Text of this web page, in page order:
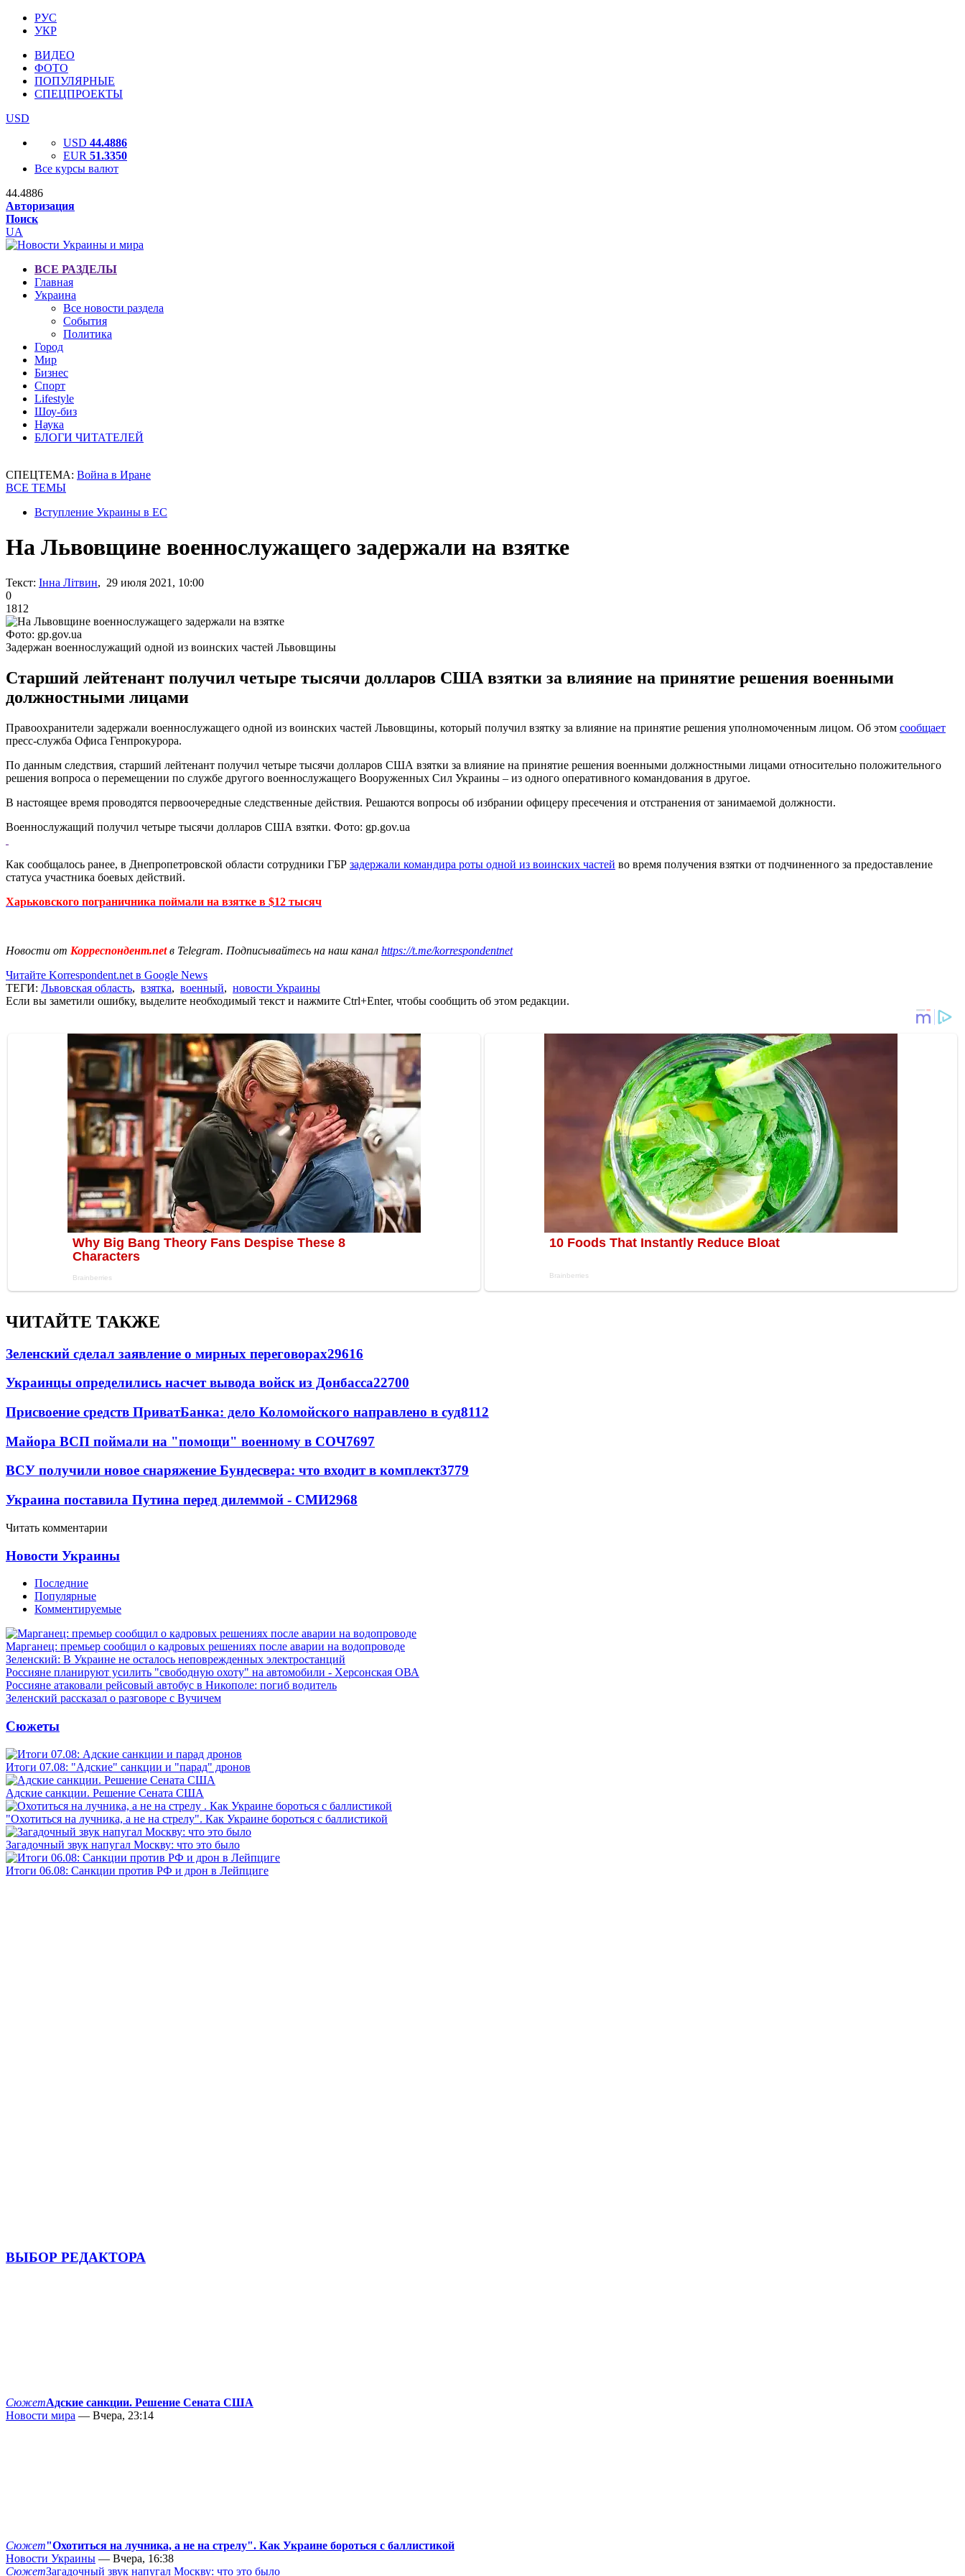
РУС
УКР
ВИДЕО
ФОТО
ПОПУЛЯРНЫЕ
СПЕЦПРОЕКТЫ
USD
USD 44.4886
EUR 51.3350
Все курсы валют
44.4886
Авторизация
Поиск
UA
ВСЕ РАЗДЕЛЫ
Главная
Украина
Все новости раздела
События
Политика
Город
Мир
Бизнес
Спорт
Lifestyle
Шоу-биз
Наука
БЛОГИ ЧИТАТЕЛЕЙ
СПЕЦТЕМА: Война в Иране
ВСЕ ТЕМЫ
Вступление Украины в ЕС
На Львовщине военнослужащего задержали на взятке
Текст: Інна Літвин, 29 июля 2021, 10:00
0
1812
Фото: gp.gov.ua
Задержан военнослужащий одной из воинских частей Львовщины
Старший лейтенант получил четыре тысячи долларов США взятки за влияние на принятие решения военными
должностными лицами
Правоохранители задержали военнослужащего одной из воинских частей Львовщины, который получил взятку за влияние на принятие решения уполномоченным лицом. Об этом сообщает
пресс-служба Офиса Генпрокурора.
По данным следствия, старший лейтенант получил четыре тысячи долларов США взятки за влияние на принятие решения военными должностными лицами относительно положительного
решения вопроса о перемещении по службе другого военнослужащего Вооруженных Сил Украины – из одного оперативного командования в другое.
В настоящее время проводятся первоочередные следственные действия. Решаются вопросы об избрании офицеру пресечения и отстранения от занимаемой должности.
Военнослужащий получил четыре тысячи долларов США взятки. Фото: gp.gov.ua
Как сообщалось ранее, в Днепропетровской области сотрудники ГБР задержали командира роты одной из воинских частей во время получения взятки от подчиненного за предоставление
статуса участника боевых действий.
Харьковского пограничника поймали на взятке в $12 тысяч
Новости от Корреспондент.netв Telegram. Подписывайтесь на наш канал https://t.me/korrespondentnet
Читайте Korrespondent.net в Google News
ТЕГИ: Львовская область, взятка, военный, новости Украины
Если вы заметили ошибку, выделите необходимый текст и нажмите Ctrl+Enter, чтобы сообщить об этом редакции.
ЧИТАЙТЕ ТАКЖЕ
Зеленский сделал заявление о мирных переговорах29616
Украинцы определились насчет вывода войск из Донбасса22700
Присвоение средств ПриватБанка: дело Коломойского направлено в суд8112
Майора ВСП поймали на "помощи" военному в СОЧ7697
ВСУ получили новое снаряжение Бундесвера: что входит в комплект3779
Украина поставила Путина перед дилеммой - СМИ2968
Читать комментарии
Новости Украины
Последние
Популярные
Комментируемые
Марганец: премьер сообщил о кадровых решениях после аварии на водопроводе
Зеленский: В Украине не осталось неповрежденных электростанций
Россияне планируют усилить "свободную охоту" на автомобили - Херсонская ОВА
Россияне атаковали рейсовый автобус в Никополе: погиб водитель
Зеленский рассказал о разговоре с Вучичем
Сюжеты
Итоги 07.08: "Адские" санкции и "парад" дронов
Адские санкции. Решение Сената США
"Охотиться на лучника, а не на стрелу". Как Украине бороться с баллистикой
Загадочный звук напугал Москву: что это было
Итоги 06.08: Санкции против РФ и дрон в Лейпциге
ВЫБОР РЕДАКТОРА
СюжетАдские санкции. Решение Сената США
Новости мира — Вчера, 23:14
Сюжет"Охотиться на лучника, а не на стрелу". Как Украине бороться с баллистикой
Новости Украины — Вчера, 16:38
СюжетЗагадочный звук напугал Москву: что это было